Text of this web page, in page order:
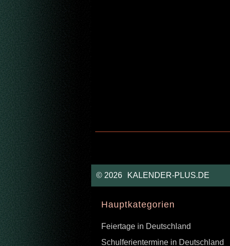
© 2026 KALENDER-PLUS.DE
Hauptkategorien
Feiertage in Deutschland
Schulferientermine in Deutschland